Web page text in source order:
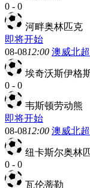
0 - 0
河畔奥林匹克
即将开始
08-0812:00 澳威北超
埃奇沃斯伊格
0 - 0
韦斯顿劳动熊
即将开始
08-0812:00 澳威北超
纽卡斯尔奥林
0 - 0
瓦伦蒂勒